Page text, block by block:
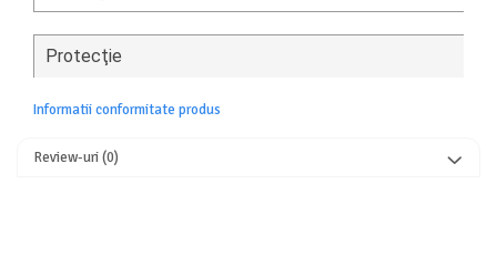
Protecţie
Informatii conformitate produs
Review-uri(0)